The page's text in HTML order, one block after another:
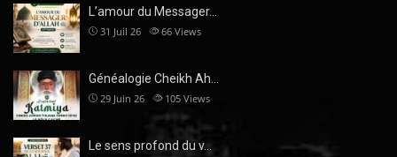
L’amour du Messager…
31 Juil 26 66 Views
Généalogie Cheikh Ah…
29 Juin 26 105 Views
Le sens profond du v…